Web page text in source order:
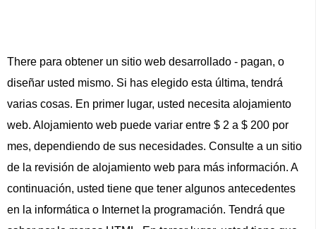
There para obtener un sitio web desarrollado - pagan, o
diseñar usted mismo. Si has elegido esta última, tendrá
varias cosas. En primer lugar, usted necesita alojamiento
web. Alojamiento web puede variar entre $ 2 a $ 200 por
mes, dependiendo de sus necesidades. Consulte a un sitio
de la revisión de alojamiento web para más información. A
continuación, usted tiene que tener algunos antecedentes
en la informática o Internet la programación. Tendrá que